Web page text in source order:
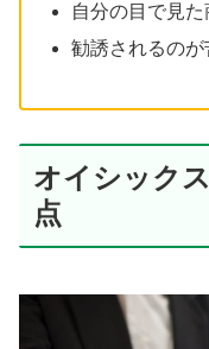
自分の目で見
勧誘されるのが
オイシック
点